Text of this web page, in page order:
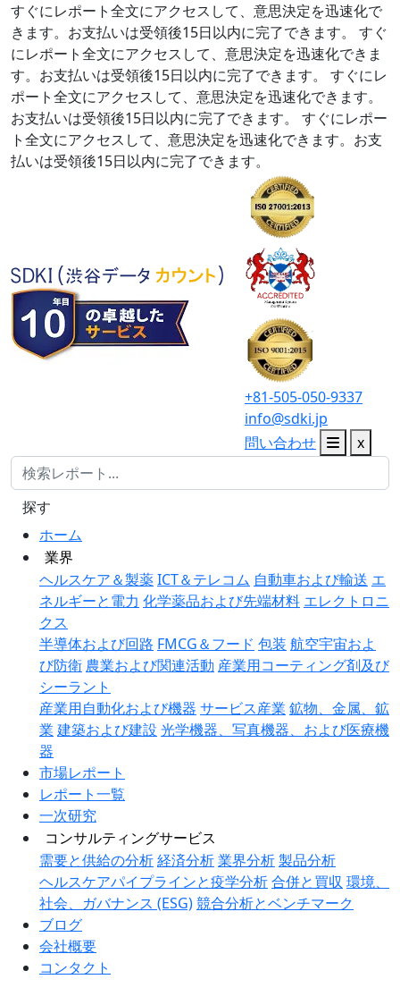
すぐにレポート全文にアクセスして、意思決定を迅速化で
きます。お支払いは受領後15日以内に完了できます。
すぐ
にレポート全文にアクセスして、意思決定を迅速化できま
す。お支払いは受領後15日以内に完了できます。
すぐにレ
ポート全文にアクセスして、意思決定を迅速化できます。
お支払いは受領後15日以内に完了できます。
すぐにレポー
ト全文にアクセスして、意思決定を迅速化できます。お支
払いは受領後15日以内に完了できます。
+81-505-050-9337
info@sdki.jp
問い合わせ
x
ホーム
業界
ヘルスケア＆製薬ICT＆テレコム 自動車および輸送 エ
ネルギーと電力 化学薬品および先端材料 エレクトロニ
クス
半導体および回路 FMCG＆フード 包装 航空宇宙およ
び防衛 農業および関連活動 産業用コーティング剤及び
シーラント
産業用自動化および機器 サービス産業 鉱物、金属、鉱
業 建築および建設 光学機器、写真機器、および医療機
器
市場レポート
レポート一覧
一次研究
コンサルティングサービス
需要と供給の分析経済分析業界分析製品分析
ヘルスケアパイプラインと疫学分析合併と買収 環境、
社会、ガバナンス (ESG)競合分析とベンチマーク
ブログ
会社概要
コンタクト
探す